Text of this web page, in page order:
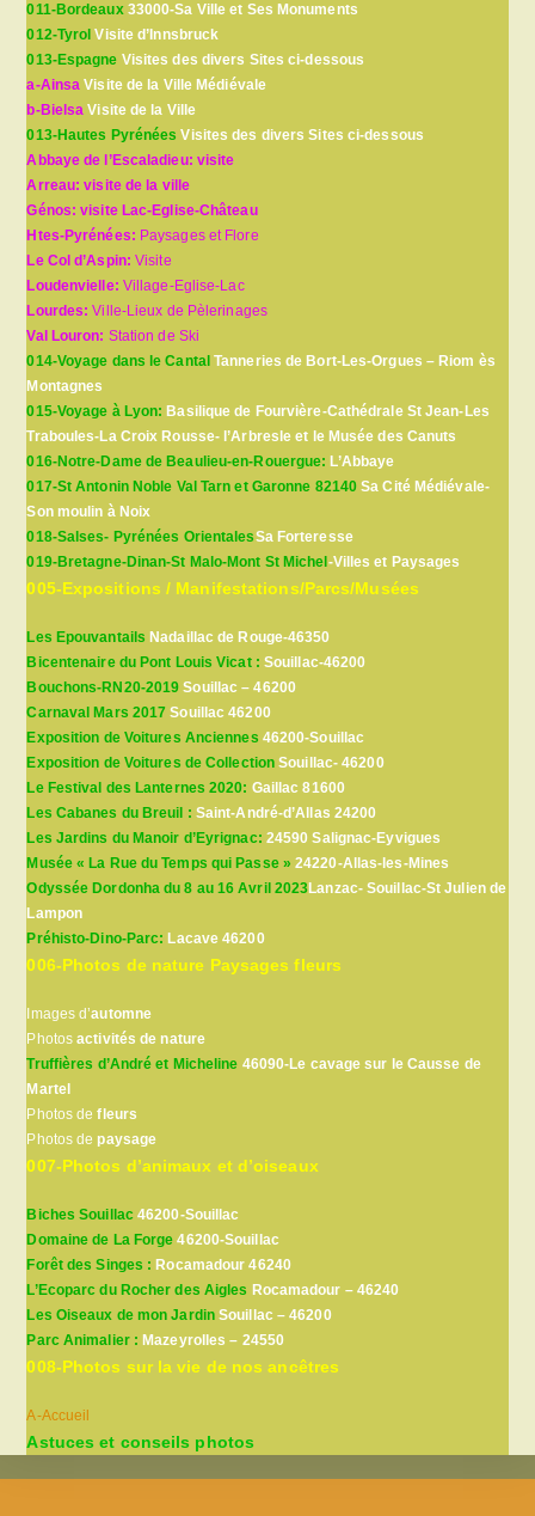
011-Bordeaux33000-Sa Ville et Ses Monuments
012-Tyrol Visite d’Innsbruck
013-Espagne Visites des divers Sites ci-dessous
a-Ainsa Visite de la Ville Médiévale
b-Bielsa Visite de la Ville
013-Hautes Pyrénées Visites des divers Sites ci-dessous
Abbaye de l’Escaladieu: visite
Arreau: visite de la ville
Génos: visite Lac-Eglise-Château
Htes-Pyrénées: Paysages et Flore
Le Col d’Aspin:Visite
Loudenvielle: Village-Eglise-Lac
Lourdes:Ville-Lieux de Pèlerinages
Val Louron: Station de Ski
014-Voyage dans le Cantal Tanneries de Bort-Les-Orgues – Riom ès
Montagnes
015-Voyage à Lyon: Basilique de Fourvière-Cathédrale St Jean-Les
Traboules-La Croix Rousse- l’Arbresle et le Musée des Canuts
016-Notre-Dame de Beaulieu-en-Rouergue: L’Abbaye
017-St Antonin Noble Val Tarn et Garonne 82140 Sa Cité Médiévale-
Son moulin à Noix
018-Salses- Pyrénées OrientalesSa Forteresse
019-Bretagne-Dinan-St Malo-Mont St Michel -Villes et Paysages
005-Expositions / Manifestations/Parcs/Musées
Les Epouvantails Nadaillac de Rouge-46350
Bicentenaire du Pont Louis Vicat : Souillac-46200
Bouchons-RN20-2019Souillac – 46200
Carnaval Mars 2017 Souillac 46200
Exposition de Voitures Anciennes 46200-Souillac
Exposition de Voitures de Collection Souillac- 46200
Le Festival des Lanternes 2020: Gaillac 81600
Les Cabanes du Breuil : Saint-André-d’Allas 24200
Les Jardins du Manoir d’Eyrignac: 24590 Salignac-Eyvigues
Musée « La Rue du Temps qui Passe » 24220-Allas-les-Mines
Odyssée Dordonha du 8 au 16 Avril 2023Lanzac- Souillac-St Julien de
Lampon
Préhisto-Dino-Parc: Lacave 46200
006-Photos de nature Paysages fleurs
Images d’automne
Photosactivités de nature
Truffières d’André et Micheline 46090-Le cavage sur le Causse de
Martel
Photos defleurs
Photos depaysage
007-Photos d’animaux et d’oiseaux
Biches Souillac46200-Souillac
Domaine de La Forge 46200-Souillac
Forêt des Singes : Rocamadour 46240
L’Ecoparc du Rocher des Aigles Rocamadour – 46240
Les Oiseaux de mon JardinSouillac – 46200
Parc Animalier : Mazeyrolles – 24550
008-Photos sur la vie de nos ancêtres
A-Accueil
Astuces et conseils photos